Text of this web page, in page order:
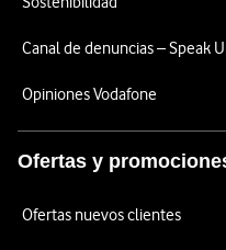
Canal de denuncias – Speak
Opiniones Vodafone
Ofertas y
Ofertas nuevos clientes